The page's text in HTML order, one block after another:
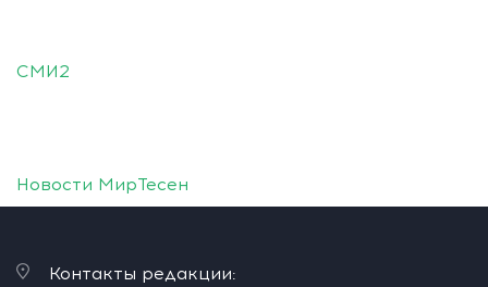
СМИ2
Новости МирТесен
Контакты редакции: